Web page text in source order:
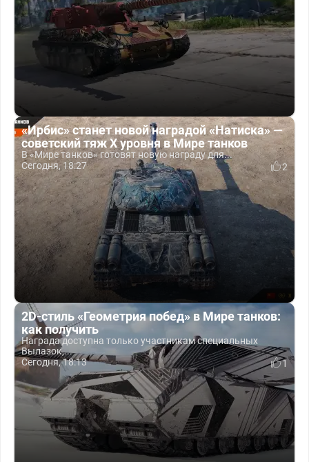
«Ирбис» станет новой наградой «Натиска» —
советский тяж X уровня в Мире танков
В «Мире танков» готовят новую награду для...
Сегодня, 18:27
2
2D-стиль «Геометрия побед» в Мире танков:
как получить
Награда доступна только участникам специальных
Вылазок,...
Сегодня, 18:13
1